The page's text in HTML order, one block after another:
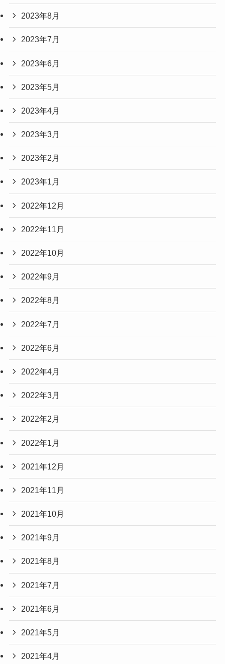
2023年8月
2023年7月
2023年6月
2023年5月
2023年4月
2023年3月
2023年2月
2023年1月
2022年12月
2022年11月
2022年10月
2022年9月
2022年8月
2022年7月
2022年6月
2022年4月
2022年3月
2022年2月
2022年1月
2021年12月
2021年11月
2021年10月
2021年9月
2021年8月
2021年7月
2021年6月
2021年5月
2021年4月